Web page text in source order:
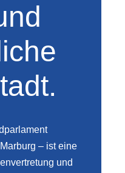
– ist eine
und